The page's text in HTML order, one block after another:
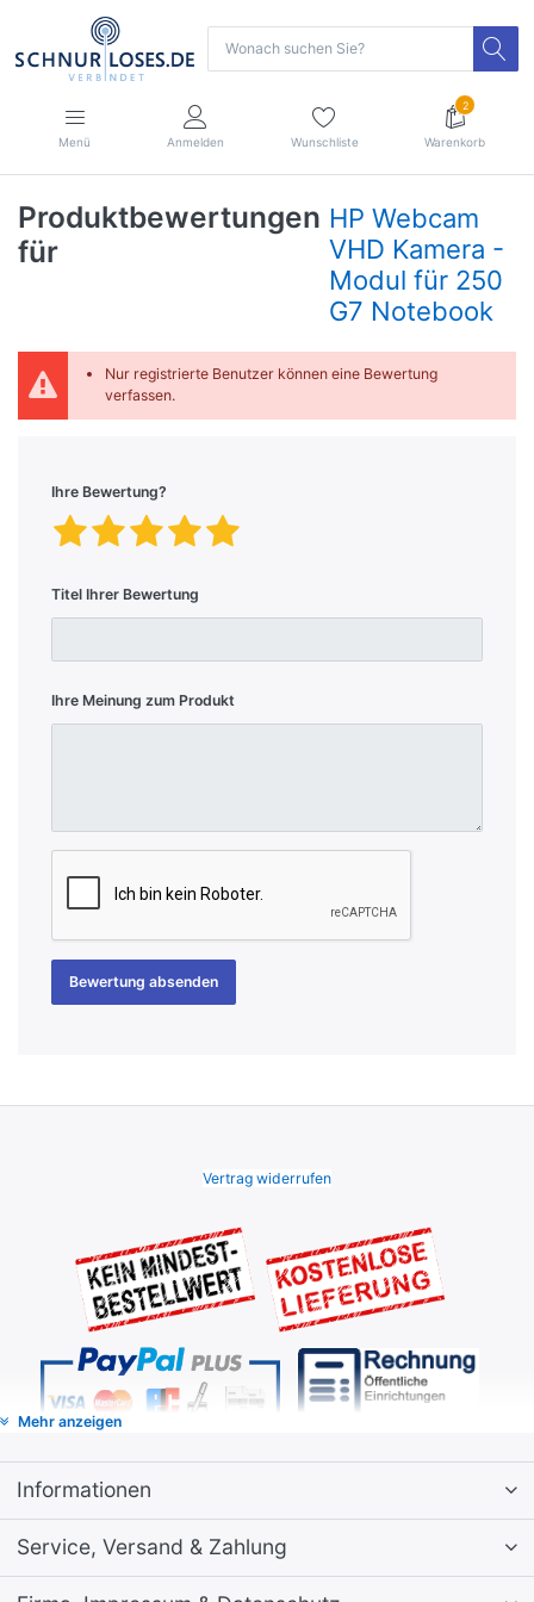
Menü Anmelden Wunschliste
2
Warenkorb
Produktbewertungen
für
HP Webcam
VHD Kamera -
Modul für 250
G7 Notebook
Nur registrierte Benutzer können eine Bewertung
verfassen.
Ihre Bewertung?
Titel Ihrer Bewertung
Ihre Meinung zum Produkt
Bewertung absenden
Vertrag widerrufen
Mehr anzeigen
Informationen
Service, Versand & Zahlung